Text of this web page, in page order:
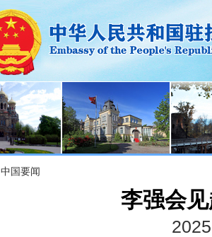
中国要闻
李强会